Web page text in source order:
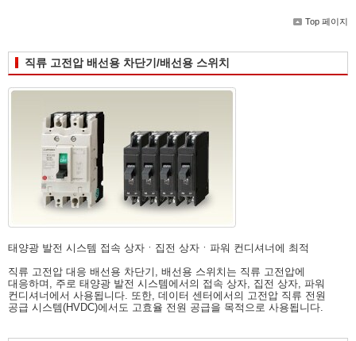
Top 페이지
직류 고전압 배선용 차단기/배선용 스위치
태양광 발전 시스템 접속 상자ㆍ집전 상자ㆍ파워 컨디셔너에 최적
직류 고전압 대응 배선용 차단기, 배선용 스위치는 직류 고전압에
대응하며, 주로 태양광 발전 시스템에서의 접속 상자, 집전 상자, 파워
컨디셔너에서 사용됩니다. 또한, 데이터 센터에서의 고전압 직류 전원
공급 시스템(HVDC)에서도 고효율 전원 공급을 목적으로 사용됩니다.